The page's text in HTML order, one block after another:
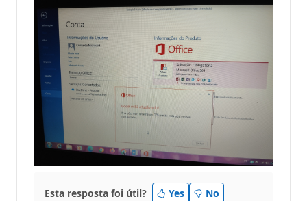
Esta resposta foi útil? Yes No